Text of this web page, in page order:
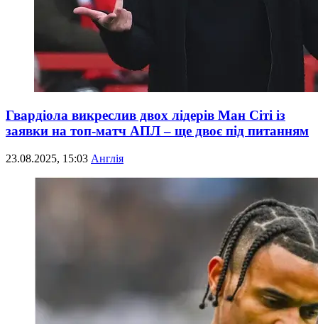
Гвардіола викреслив двох лідерів Ман Сіті із
заявки на топ-матч АПЛ – ще двоє під питанням
23.08.2025, 15:03 Англія